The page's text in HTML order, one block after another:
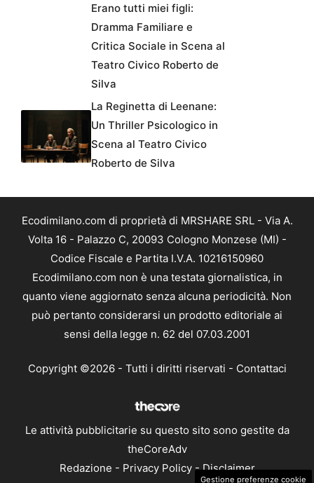
Erano tutti miei figli:
Dramma Familiare e
Critica Sociale in Scena al
Teatro Civico Roberto de
Silva
La Reginetta di Leenane:
Un Thriller Psicologico in
Scena al Teatro Civico
Roberto de Silva
Ecodimilano.com di proprietà di MRSHARE SRL - Via A.
Volta 16 - Palazzo C, 20093 Cologno Monzese (MI) -
Codice Fiscale e Partita I.V.A. 10216150960
Ecodimilano.com non è una testata giornalistica, in
quanto viene aggiornato senza alcuna periodicità. Non
può pertanto considerarsi un prodotto editoriale ai
sensi della legge n. 62 del 07.03.2001
Copyright ©2026 - Tutti i diritti riservati - Contattaci
Le attività pubblicitarie su questo sito sono gestite da
theCoreAdv
Redazione - Privacy Policy-Disclaimer
Gestione preferenze cookie